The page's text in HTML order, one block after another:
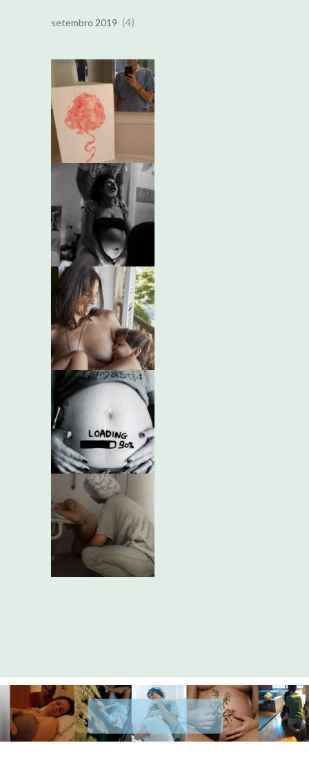
setembro 2019 (4)